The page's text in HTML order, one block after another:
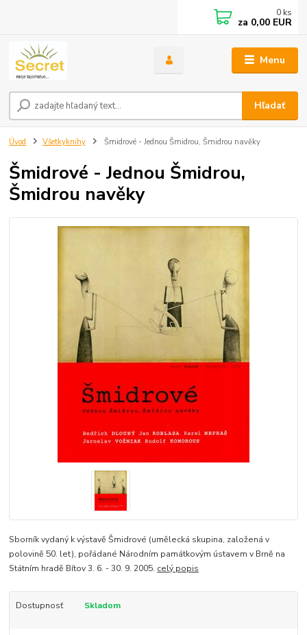
Menu
Hľadať
0 ks
za 0,00 EUR
Úvod Všetkyknihy Šmidrové - Jednou Šmidrou, Šmidrou navěky
Šmidrové - Jednou Šmidrou,
Šmidrou navěky
Sborník vydaný k výstavě Šmidrové (umělecká skupina, založená v
polovině 50. let), pořádané Národním památkovým ústavem v Brně na
Státním hradě Bítov 3. 6. - 30. 9. 2005. celý popis
Dostupnosť Skladom